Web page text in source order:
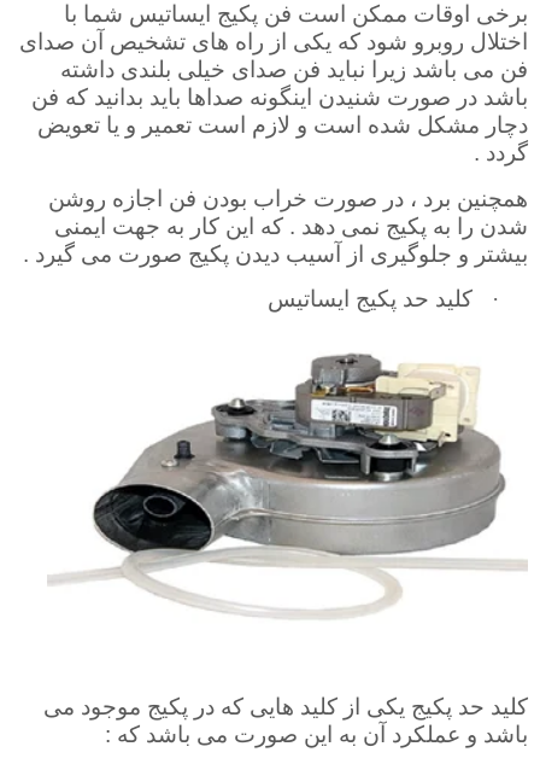
برخی اوقات ممکن است فن پکیج ایساتیس شما با
اختلال روبرو شود که یکی از راه های تشخیص آن صدای
فن می باشد زیرا نباید فن صدای خیلی بلندی داشته
باشد در صورت شنیدن اینگونه صداها باید بدانید که فن
دچار مشکل شده است و لازم است تعمیر و یا تعویض
گردد .
همچنین برد ، در صورت خراب بودن فن اجازه روشن
شدن را به پکیج نمی دهد . که این کار به جهت ایمنی
بیشتر و جلوگیری از آسیب دیدن پکیج صورت می گیرد .
·
کلید حد پکیج ایساتیس
کلید حد پکیج یکی از کلید هایی که در پکیج موجود می
باشد و عملکرد آن به این صورت می باشد که :